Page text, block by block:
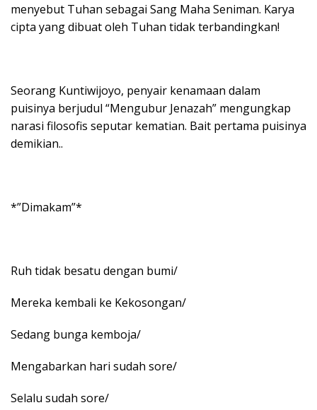
menyebut Tuhan sebagai Sang Maha Seniman. Karya
cipta yang dibuat oleh Tuhan tidak terbandingkan!
Seorang Kuntiwijoyo, penyair kenamaan dalam
puisinya berjudul “Mengubur Jenazah” mengungkap
narasi filosofis seputar kematian. Bait pertama puisinya
demikian..
*”Dimakam”*
Ruh tidak besatu dengan bumi/
Mereka kembali ke Kekosongan/
Sedang bunga kemboja/
Mengabarkan hari sudah sore/
Selalu sudah sore/